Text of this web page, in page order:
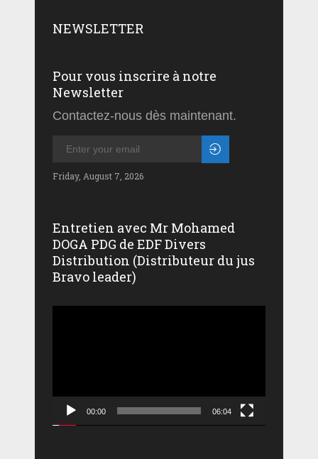
NEWSLETTER
Pour vous inscrire à notre
Newsletter
Contactez-nous dès maintenant.
Friday, August 7, 2026
Entretien avec Mr Mohamed
DOGA PDG de EDF Divers
Distribution (Distributeur du jus
Bravo leader)
00:00 06:04